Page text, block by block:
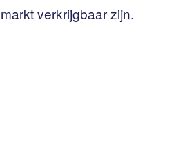
markt verkrijgbaar zijn.